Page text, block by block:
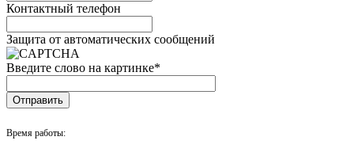
Контактный телефон
Защита от автоматических сообщений
Введите слово на картинке*
Время работы: